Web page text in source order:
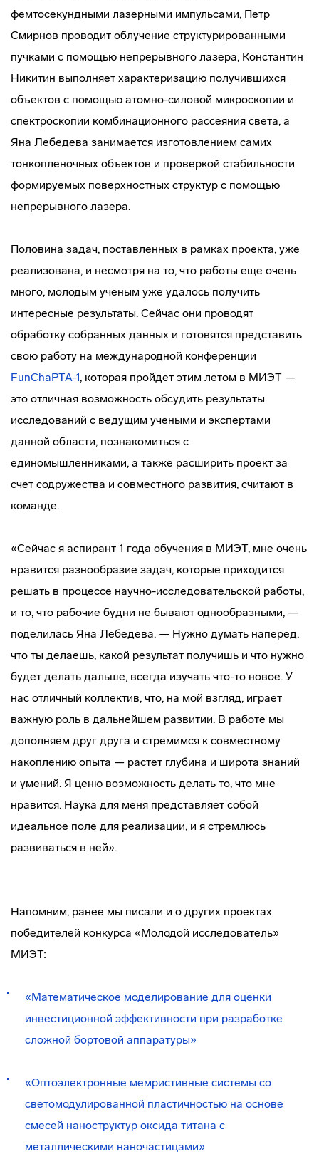
фемтосекундными лазерными импульсами, Петр
Смирнов проводит облучение структурированными
пучками с помощью непрерывного лазера, Константин
Никитин выполняет характеризацию получившихся
объектов с помощью атомно-силовой микроскопии и
спектроскопии комбинационного рассеяния света, а
Яна Лебедева занимается изготовлением самих
тонкопленочных объектов и проверкой стабильности
формируемых поверхностных структур с помощью
непрерывного лазера.
Половина задач, поставленных в рамках проекта, уже
реализована, и несмотря на то, что работы еще очень
много, молодым ученым уже удалось получить
интересные результаты. Сейчас они проводят
обработку собранных данных и готовятся представить
свою работу на международной конференции
FunChaPTA-1, которая пройдет этим летом в МИЭТ —
это отличная возможность обсудить результаты
исследований с ведущим учеными и экспертами
данной области, познакомиться с
единомышленниками, а также расширить проект за
счет содружества и совместного развития, считают в
команде.
«Сейчас я аспирант 1 года обучения в МИЭТ, мне очень
нравится разнообразие задач, которые приходится
решать в процессе научно-исследовательской работы,
и то, что рабочие будни не бывают однообразными, —
поделилась Яна Лебедева. — Нужно думать наперед,
что ты делаешь, какой результат получишь и что нужно
будет делать дальше, всегда изучать что-то новое. У
нас отличный коллектив, что, на мой взгляд, играет
важную роль в дальнейшем развитии. В работе мы
дополняем друг друга и стремимся к совместному
накоплению опыта — растет глубина и широта знаний
и умений. Я ценю возможность делать то, что мне
нравится. Наука для меня представляет собой
идеальное поле для реализации, и я стремлюсь
развиваться в ней».
Напомним, ранее мы писали и о других проектах
победителей конкурса «Молодой исследователь»
МИЭТ:
«Математическое моделирование для оценки
инвестиционной эффективности при разработке
сложной бортовой аппаратуры»
«Оптоэлектронные мемристивные системы со
светомодулированной пластичностью на основе
смесей наноструктур оксида титана с
металлическими наночастицами»